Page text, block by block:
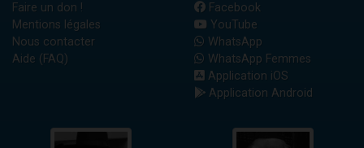
Faire un don !
Mentions légales
Nous contacter
Aide (FAQ)
Facebook
YouTube
WhatsApp
WhatsApp Femmes
Application iOS
Application Android